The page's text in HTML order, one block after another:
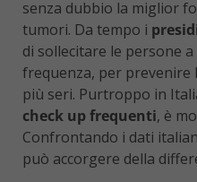
senza dubbio la miglior
tumori. Da tempo i
di sollecitare le persone
frequenza, per prevenire
più seri. Purtroppo in
check up frequenti, è
Confrontando i dati
può accorgere della